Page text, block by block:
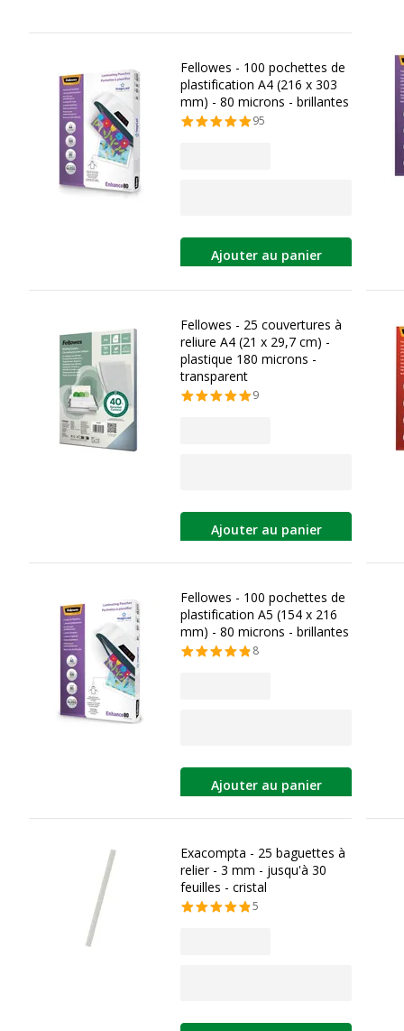
Fellowes - 100 pochettes de
plastification A4 (216 x 303
mm) - 80 microns - brillantes
95
Ajouter au panier
Fellowes - 25 couvertures à
reliure A4 (21 x 29,7 cm) -
plastique 180 microns -
transparent
9
Ajouter au panier
Fellowes - 100 pochettes de
plastification A5 (154 x 216
mm) - 80 microns - brillantes
8
Ajouter au panier
Exacompta - 25 baguettes à
relier - 3 mm - jusqu'à 30
feuilles - cristal
5